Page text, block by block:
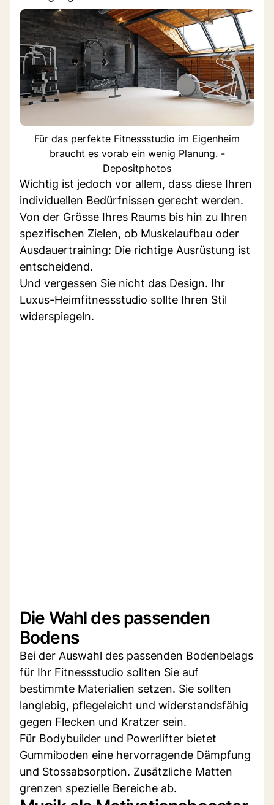
Für das perfekte Fitnessstudio im Eigenheim
braucht es vorab ein wenig Planung. -
Depositphotos
Wichtig ist jedoch vor allem, dass diese Ihren
individuellen Bedürfnissen gerecht werden.
Von der Grösse Ihres Raums bis hin zu Ihren
spezifischen Zielen, ob Muskelaufbau oder
Ausdauertraining: Die richtige Ausrüstung ist
entscheidend.
Und vergessen Sie nicht das Design. Ihr
Luxus-Heimfitnessstudio sollte Ihren Stil
widerspiegeln.
Die Wahl des passenden
Bodens
Bei der Auswahl des passenden Bodenbelags
für Ihr Fitnessstudio sollten Sie auf
bestimmte Materialien setzen. Sie sollten
langlebig, pflegeleicht und widerstandsfähig
gegen Flecken und Kratzer sein.
Für Bodybuilder und Powerlifter bietet
Gummiboden eine hervorragende Dämpfung
und Stossabsorption. Zusätzliche Matten
grenzen spezielle Bereiche ab.